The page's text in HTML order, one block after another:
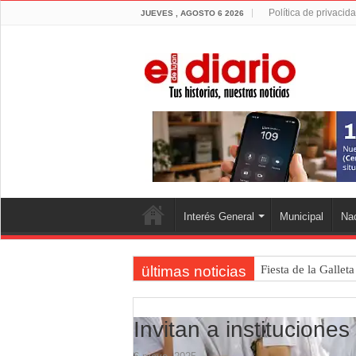
JUEVES , AGOSTO 6 2026 Política de
Interés General Municipal
ültimas noticias Fiesta de la
Luján volvió al
Torres se prepara
Patentes: La
Invitan a